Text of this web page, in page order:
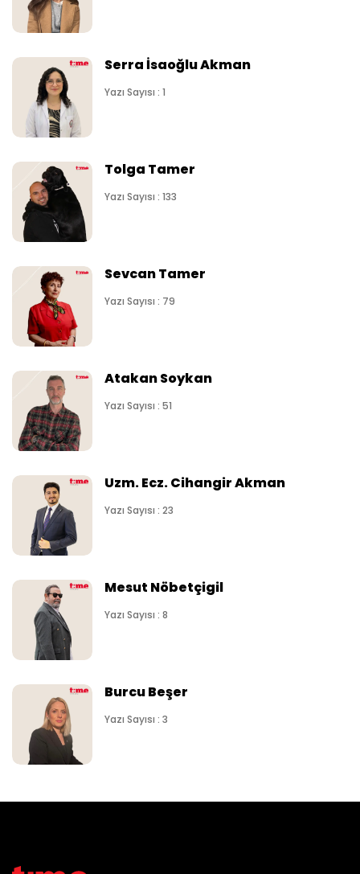
Serra İsaoğlu Akman
Yazı Sayısı : 1
Tolga Tamer
Yazı Sayısı : 133
Sevcan Tamer
Yazı Sayısı : 79
Atakan Soykan
Yazı Sayısı : 51
Uzm. Ecz. Cihangir Akman
Yazı Sayısı : 23
Mesut Nöbetçigil
Yazı Sayısı : 8
Burcu Beşer
Yazı Sayısı : 3